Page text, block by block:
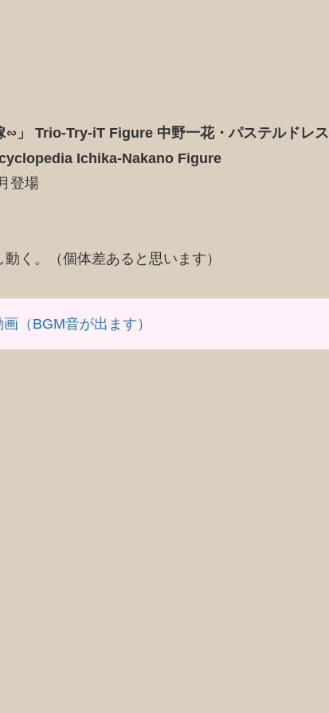
∽」 Trio-Try-iT Figure 中野一花・パステルドレス
Ichika-Nakano Figure
登場
く。（個体差あると思います）
（BGM音が出ます）